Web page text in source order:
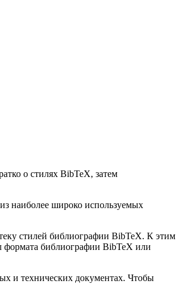
о стилях BibTeX, затем
наиболее широко используемых
стилей библиографии BibTeX. К этим
формата библиографии BibTeX или
и технических документах. Чтобы